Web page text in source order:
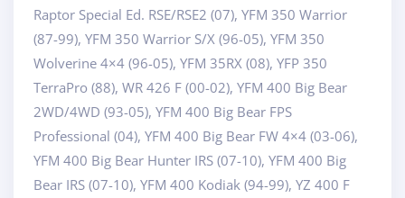
Raptor Special Ed. RSE/RSE2 (07), YFM 350 Warrior
(87-99), YFM 350 Warrior S/X (96-05), YFM 350
Wolverine 4×4 (96-05), YFM 35RX (08), YFP 350
TerraPro (88), WR 426 F (00-02), YFM 400 Big Bear
2WD/4WD (93-05), YFM 400 Big Bear FPS
Professional (04), YFM 400 Big Bear FW 4×4 (03-06),
YFM 400 Big Bear Hunter IRS (07-10), YFM 400 Big
Bear IRS (07-10), YFM 400 Kodiak (94-99), YZ 400 F